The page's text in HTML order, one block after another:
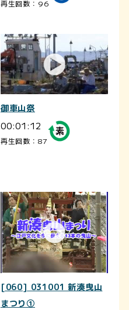
再生回数：96
御車山祭
00:01:12
再生回数：87
[060] 031001 新湊曳山
まつり①